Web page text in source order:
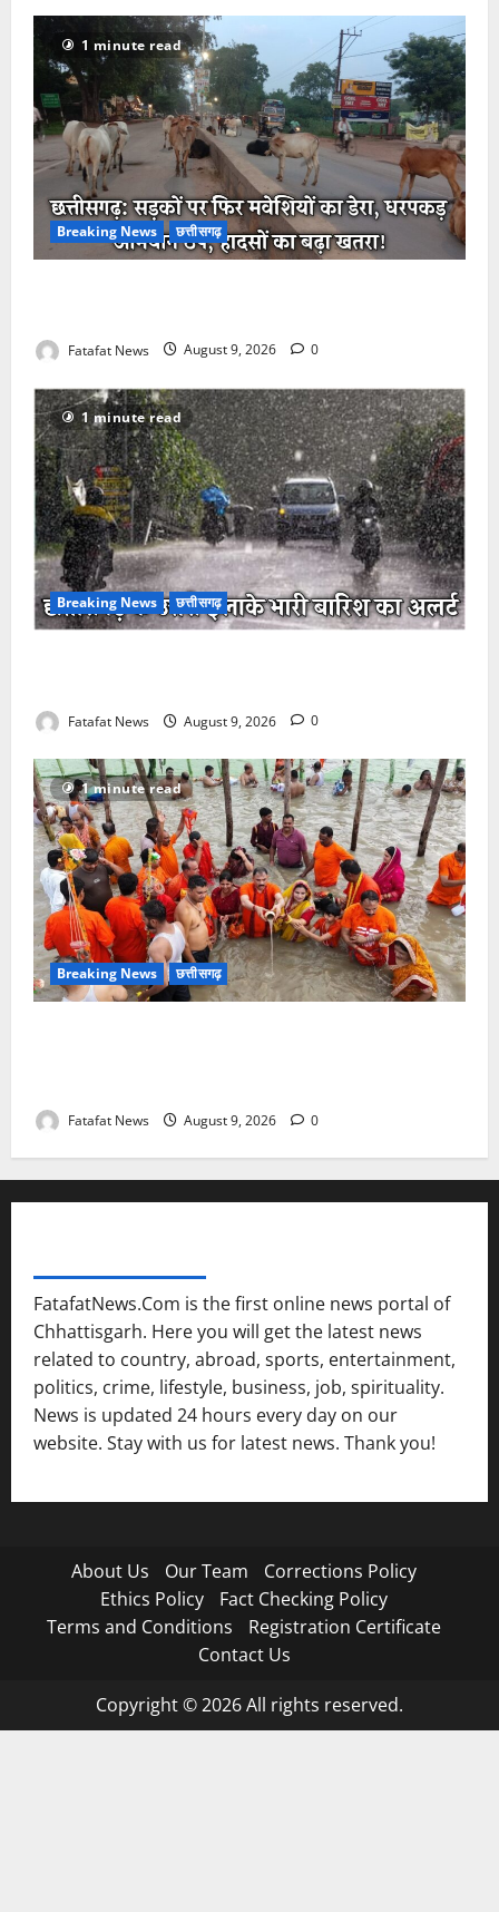
1 minute read
Breaking News छत्तीसगढ़
Fatafat News August 9, 2026 0
1 minute read
Breaking News छत्तीसगढ़
Fatafat News August 9, 2026 0
1 minute read
Breaking News छत्तीसगढ़
Fatafat News August 9, 2026 0
FatafatNews.Com is the first online news portal of
Chhattisgarh. Here you will get the latest news
related to country, abroad, sports, entertainment,
politics, crime, lifestyle, business, job, spirituality.
News is updated 24 hours every day on our
website. Stay with us for latest news. Thank you!
About Us Our Team
Corrections Policy
Ethics Policy
Fact Checking Policy
Terms and Conditions
Registration Certificate
Contact Us
Copyright © 2026 All rights reserved.